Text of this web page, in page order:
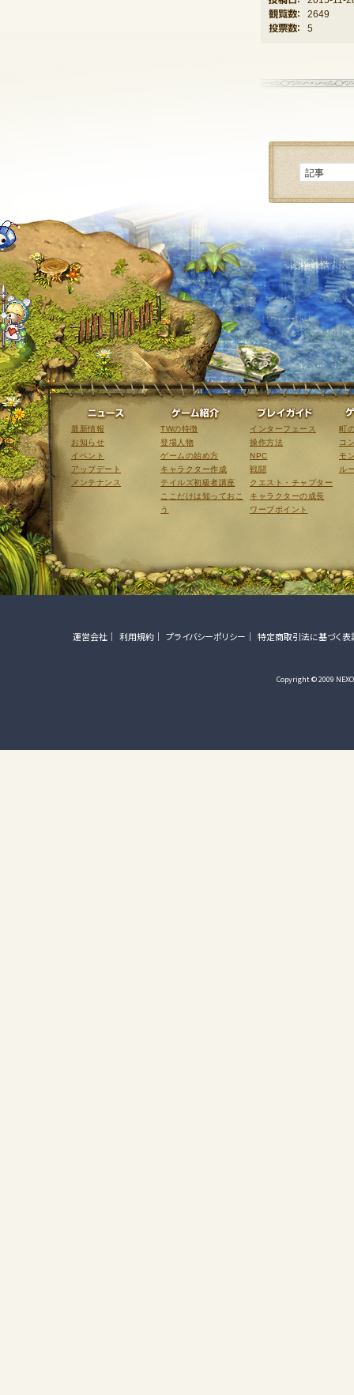
観覧数：
2649
投票数：
5
ニュース
最新情報
お知らせ
イベント
アップデート
メンテナンス
ゲーム紹介
TWの特徴
登場人物
ゲームの始め方
キャラクター作成
テイルズ初級者講座
ここだけは知っておこ
う
インターフェース
操作方法
NPC
戦闘
クエスト・チャプター
キャラクターの成長
ワープポイント
町
コ
モ
ル
運営会社 利用規約 プライバシーポリシー 特定商取引法に基づく表
Copyright © 2009